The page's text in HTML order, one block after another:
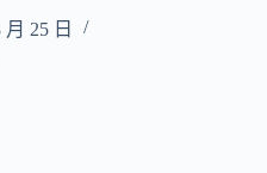
月 25 日